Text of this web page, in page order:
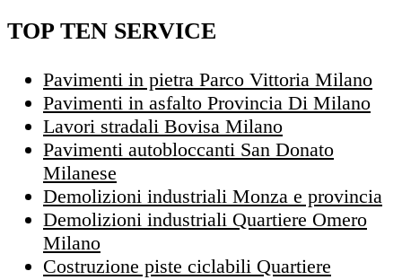
TOP TEN SERVICE
Pavimenti in pietra Parco Vittoria Milano
Pavimenti in asfalto Provincia Di Milano
Lavori stradali Bovisa Milano
Pavimenti autobloccanti San Donato
Milanese
Demolizioni industriali Monza e provincia
Demolizioni industriali Quartiere Omero
Milano
Costruzione piste ciclabili Quartiere